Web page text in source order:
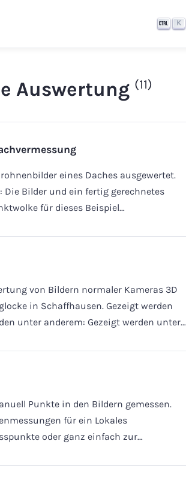
K
Auswertung (11)
eines Daches ausgewertet.
Die Bilder und ein fertig gerechnetes
für dieses Beispiel…
von Bildern normaler Kameras 3D
in Schaffhausen. Gezeigt werden
unter anderem: Gezeigt werden unter…
Punkte in den Bildern gemessen.
für ein Lokales
oder ganz einfach zur…